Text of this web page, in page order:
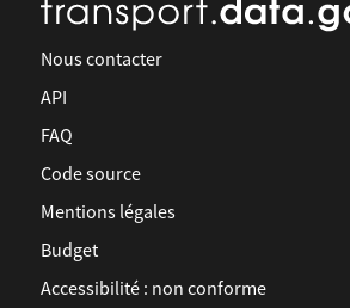
Nous contacter
API
FAQ
Code source
Mentions légales
Budget
Accessibilité : non conforme